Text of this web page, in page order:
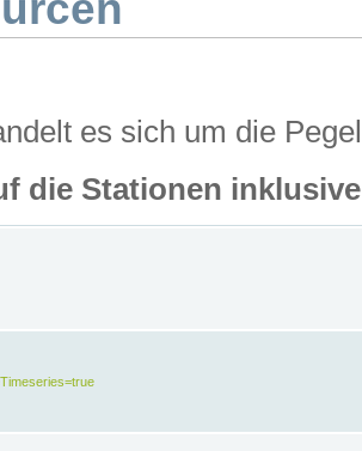
es sich um die
die Stationen